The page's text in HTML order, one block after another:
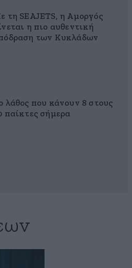
τη SEAJETS, η Αμοργός
η πιο αυθεντική
των Κυκλάδων
λάθος που κάνουν 8 στους
παίκτες σήμερα